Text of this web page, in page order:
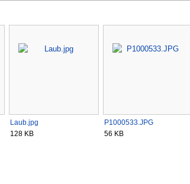
Laub.jpg
128 KB
P1000533.JPG
56 KB